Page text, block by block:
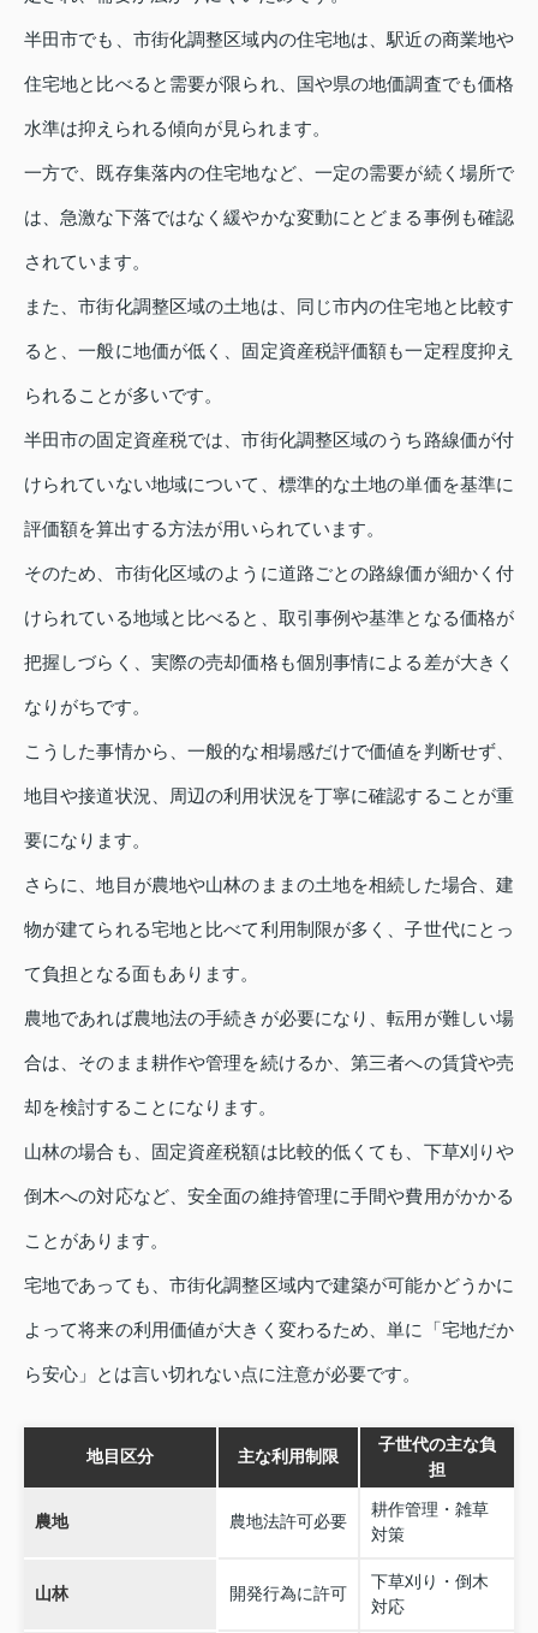
半田市でも、市街化調整区域内の住宅地は、駅近の商業地や
住宅地と比べると需要が限られ、国や県の地価調査でも価格
水準は抑えられる傾向が見られます。
一方で、既存集落内の住宅地など、一定の需要が続く場所で
は、急激な下落ではなく緩やかな変動にとどまる事例も確認
されています。
また、市街化調整区域の土地は、同じ市内の住宅地と比較す
ると、一般に地価が低く、固定資産税評価額も一定程度抑え
られることが多いです。
半田市の固定資産税では、市街化調整区域のうち路線価が付
けられていない地域について、標準的な土地の単価を基準に
評価額を算出する方法が用いられています。
そのため、市街化区域のように道路ごとの路線価が細かく付
けられている地域と比べると、取引事例や基準となる価格が
把握しづらく、実際の売却価格も個別事情による差が大きく
なりがちです。
こうした事情から、一般的な相場感だけで価値を判断せず、
地目や接道状況、周辺の利用状況を丁寧に確認することが重
要になります。
さらに、地目が農地や山林のままの土地を相続した場合、建
物が建てられる宅地と比べて利用制限が多く、子世代にとっ
て負担となる面もあります。
農地であれば農地法の手続きが必要になり、転用が難しい場
合は、そのまま耕作や管理を続けるか、第三者への賃貸や売
却を検討することになります。
山林の場合も、固定資産税額は比較的低くても、下草刈りや
倒木への対応など、安全面の維持管理に手間や費用がかかる
ことがあります。
宅地であっても、市街化調整区域内で建築が可能かどうかに
よって将来の利用価値が大きく変わるため、単に「宅地だか
ら安心」とは言い切れない点に注意が必要です。
地目区分 主な利用制限
子世代の主な負
担
農地 農地法許可必要
耕作管理・雑草
対策
山林 開発行為に許可
下草刈り・倒木
対応